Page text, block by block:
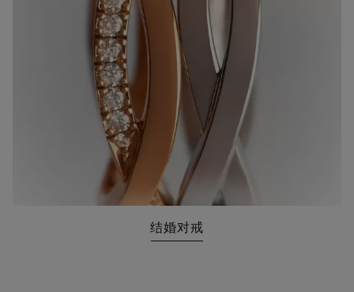
结婚对戒